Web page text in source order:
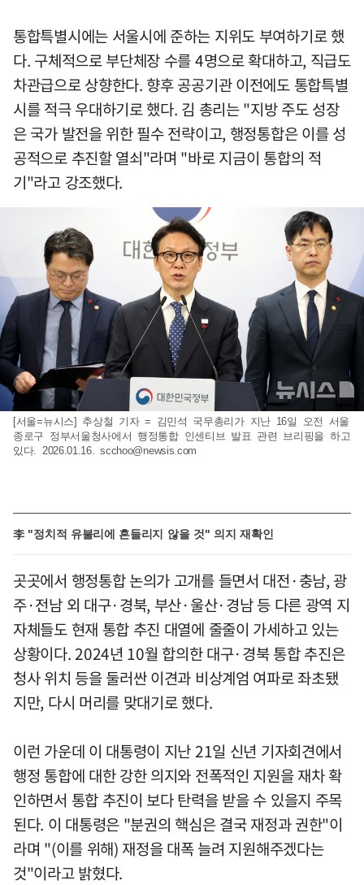
통합특별시에는 서울시에 준하는 지위도 부여하기로 했
다. 구체적으로 부단체장 수를 4명으로 확대하고, 직급도
차관급으로 상향한다. 향후 공공기관 이전에도 통합특별
시를 적극 우대하기로 했다. 김 총리는 "지방 주도 성장
은 국가 발전을 위한 필수 전략이고, 행정통합은 이를 성
공적으로 추진할 열쇠"라며 "바로 지금이 통합의 적
기"라고 강조했다.
[서울=뉴시스] 추상철 기자 = 김민석 국무총리가 지난 16일 오전 서울
종로구 정부서울청사에서 행정통합 인센티브 발표 관련 브리핑을 하고
있다. 2026.01.16.scchoo@newsis.com
李 "정치적 유불리에 흔들리지 않을 것" 의지 재확인
곳곳에서 행정통합 논의가 고개를 들면서 대전·충남, 광
주·전남 외 대구·경북, 부산·울산·경남 등 다른 광역 지
자체들도 현재 통합 추진 대열에 줄줄이 가세하고 있는
상황이다. 2024년 10월 합의한 대구·경북 통합 추진은
청사 위치 등을 둘러싼 이견과 비상계엄 여파로 좌초됐
지만, 다시 머리를 맞대기로 했다.
이런 가운데 이 대통령이 지난 21일 신년 기자회견에서
행정 통합에 대한 강한 의지와 전폭적인 지원을 재차 확
인하면서 통합 추진이 보다 탄력을 받을 수 있을지 주목
된다. 이 대통령은 "분권의 핵심은 결국 재정과 권한"이
라며 "(이를 위해) 재정을 대폭 늘려 지원해주겠다는
것"이라고 밝혔다.